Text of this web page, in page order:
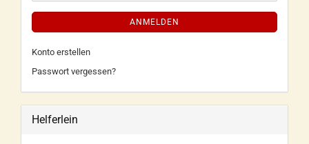
ANMELDEN
Konto erstellen
Passwort vergessen?
Helferlein